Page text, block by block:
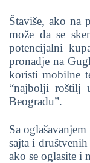
Štaviše, ako na
može da se
potencijalni
pronadje na
koristi mobilne
“najbolji roštilj
Beogradu”.
Sa
sajta i
ako se oglasite i